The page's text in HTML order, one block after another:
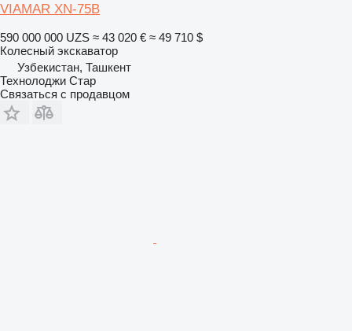
VIAMAR XN-75B
590 000 000 UZS ≈ 43 020 € ≈ 49 710 $
Колесный экскаватор
Узбекистан, Ташкент
Технолоджи Стар
Связаться с продавцом